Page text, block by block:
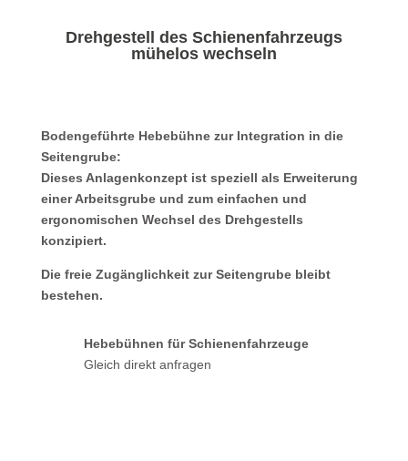
Drehgestell des Schienenfahrzeugs
mühelos wechseln
Bodengeführte Hebebühne zur Integration in die
Seitengrube:
Dieses Anlagenkonzept ist speziell als Erweiterung
einer Arbeitsgrube und zum einfachen und
ergonomischen Wechsel des Drehgestells
konzipiert.
Die freie Zugänglichkeit zur Seitengrube bleibt
bestehen.
Hebebühnen für Schienenfahrzeuge
Gleich direkt anfragen